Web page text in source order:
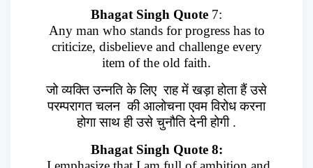
Bhagat Singh Quote 7:
Any man who stands for progress has to
criticize, disbelieve and challenge every
item of the old faith.
जो व्यक्ति उन्नति के लिए राह में खड़ा होता हैं उसे
परम्परागत चलन की आलोचना एवम विरोध करना
होगा साथ ही उसे चुनौति देनी होगी .
Bhagat Singh Quote 8: